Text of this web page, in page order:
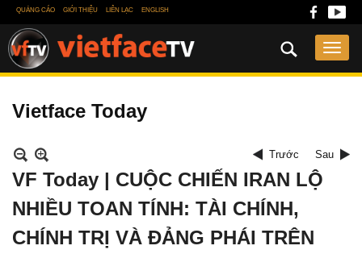
QUẢNG CÁO GIỚI THIỆU LIÊN LẠC ENGLISH
Vietface Today
Trước Sau
VF Today | CUỘC CHIẾN IRAN LỘ
NHIỀU TOAN TÍNH: TÀI CHÍNH,
CHÍNH TRỊ VÀ ĐẢNG PHÁI TRÊN